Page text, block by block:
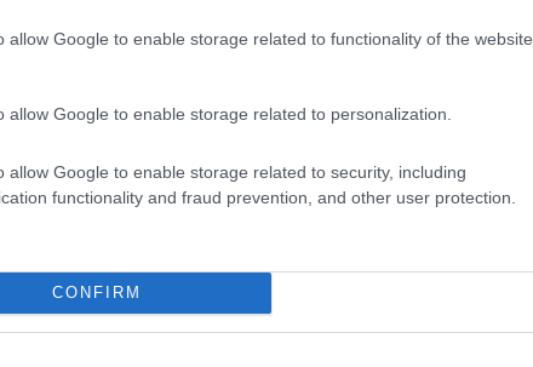
allow Google to enable storage related to functionality of the website
allow Google to enable storage related to personalization.
allow Google to enable storage related to security, including
functionality and fraud prevention, and other user protection.
CONFIRM